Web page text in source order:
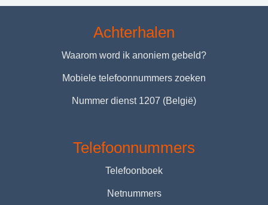
Achterhalen
Waarom word ik anoniem gebeld?
Mobiele telefoonnummers zoeken
Nummer dienst 1207 (België)
Telefoonnummers
Telefoonboek
Netnummers